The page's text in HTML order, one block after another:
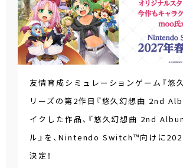
友情育成シミュレーションゲーム『悠
リーズの第2作目『悠久幻想曲 2nd
イクした作品、『悠久幻想曲 2nd
ル』を、Nintendo Switch™向けに
決定！